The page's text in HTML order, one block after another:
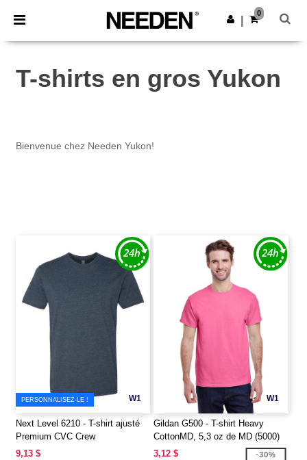
× Appli Needen
Meilleurs prix sur l’app !
Obtenir l'appli
0
T-shirts en gros Yukon
Bienvenue chez Needen Yukon!
W1
PERSONNALISEZ-LE !
Next Level 6210 - T-shirt ajusté
Premium CVC Crew
9,13 $
W1
Gildan G500 - T-shirt Heavy
CottonMD, 5,3 oz de MD (5000)
3,12 $
-30%